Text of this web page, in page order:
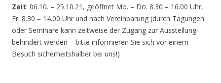
Zeit: 06.10. – 25.10.21, geöffnet Mo. – Do. 8.30 – 16.00 Uhr,
Fr. 8.30 – 14.00 Uhr und nach Vereinbarung (durch Tagungen
oder Seminare kann zeitweise der Zugang zur Ausstellung
behindert werden – bitte informieren Sie sich vor einem
Besuch sicherheitshalber bei uns!)